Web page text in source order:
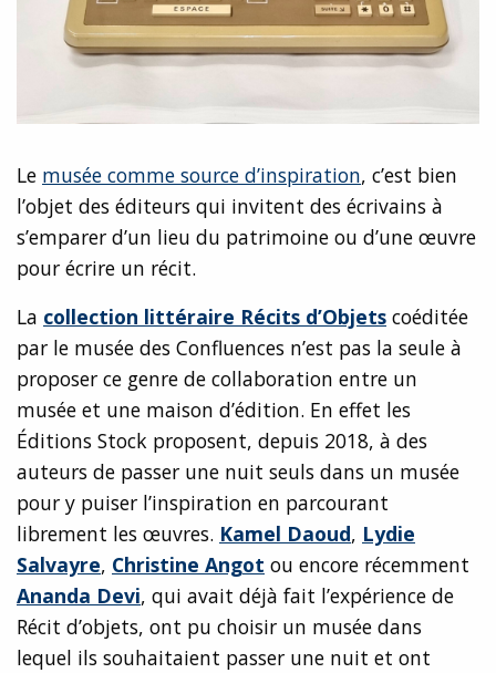
Le musée comme source d’inspiration, c’est bien
l’objet des éditeurs qui invitent des écrivains à
s’emparer d’un lieu du patrimoine ou d’une œuvre
pour écrire un récit.
La collection littéraire Récits d’Objets coéditée
par le musée des Confluences n’est pas la seule à
proposer ce genre de collaboration entre un
musée et une maison d’édition. En effet les
Éditions Stock proposent, depuis 2018, à des
auteurs de passer une nuit seuls dans un musée
pour y puiser l’inspiration en parcourant
librement les œuvres. Kamel Daoud, Lydie
Salvayre, Christine Angot ou encore récemment
Ananda Devi, qui avait déjà fait l’expérience de
Récit d’objets, ont pu choisir un musée dans
lequel ils souhaitaient passer une nuit et ont